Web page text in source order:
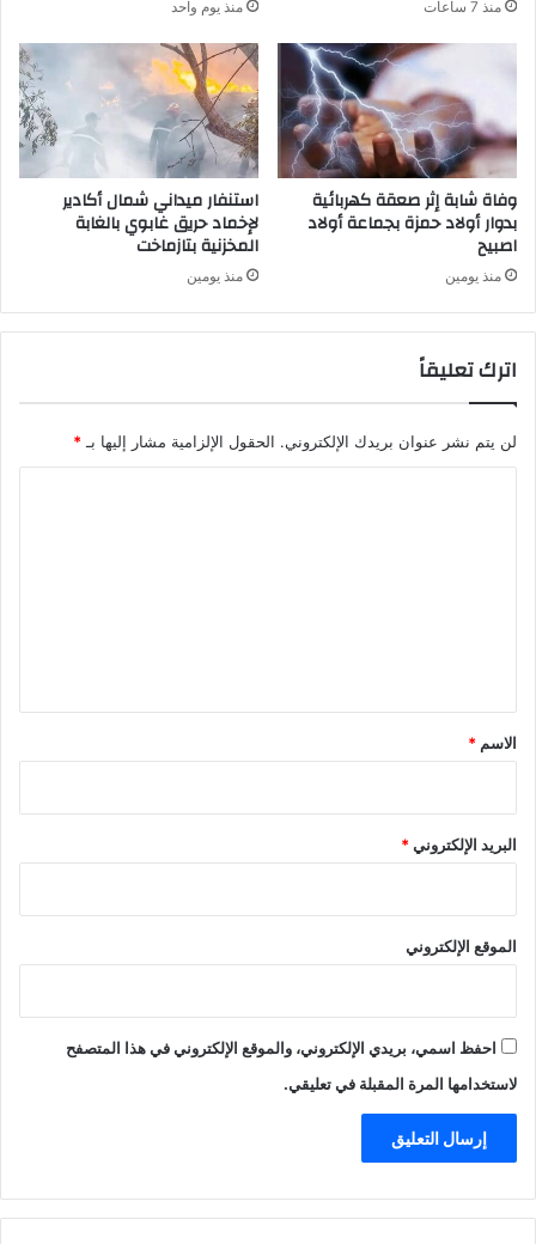
منذ 7 ساعات منذ يوم واحد
وفاة شابة إثر صعقة كهربائية
بدوار أولاد حمزة بجماعة أولاد
اصبيح
منذ يومين
استنفار ميداني شمال أكادير
لإخماد حريق غابوي بالغابة
المخزنية بتازماخت
منذ يومين
اترك تعليقاً
لن يتم نشر عنوان بريدك الإلكتروني. الحقول الإلزامية مشار إليها بـ *
*
الاسم *
البريد الإلكتروني*
الموقع الإلكتروني
احفظ اسمي، بريدي الإلكتروني، والموقع الإلكتروني في هذا المتصفح
لاستخدامها المرة المقبلة في تعليقي.